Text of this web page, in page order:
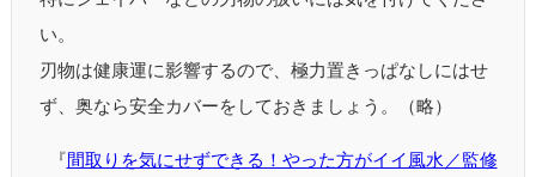
い。
刃物は健康運に影響するので、極力置きっぱなしにはせ
ず、奥なら安全カバーをしておきましょう。（略）
『 間取りを気にせずできる！やった方がイイ風水／監修